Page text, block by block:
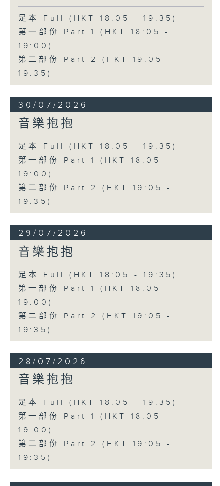
足本 Full (HKT 18:05 - 19:35)
第一部份 Part 1 (HKT 18:05 -
19:00)
第二部份 Part 2 (HKT 19:05 -
19:35)
30/07/2026
音樂抱抱
足本 Full (HKT 18:05 - 19:35)
第一部份 Part 1 (HKT 18:05 -
19:00)
第二部份 Part 2 (HKT 19:05 -
19:35)
29/07/2026
音樂抱抱
足本 Full (HKT 18:05 - 19:35)
第一部份 Part 1 (HKT 18:05 -
19:00)
第二部份 Part 2 (HKT 19:05 -
19:35)
28/07/2026
音樂抱抱
足本 Full (HKT 18:05 - 19:35)
第一部份 Part 1 (HKT 18:05 -
19:00)
第二部份 Part 2 (HKT 19:05 -
19:35)